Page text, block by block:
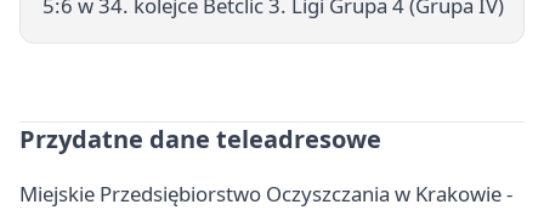
5:6 w 34. kolejce Betclic 3. Ligi Grupa 4 (Grupa IV)
Przydatne dane teleadresowe
Miejskie Przedsiębiorstwo Oczyszczania w Krakowie -